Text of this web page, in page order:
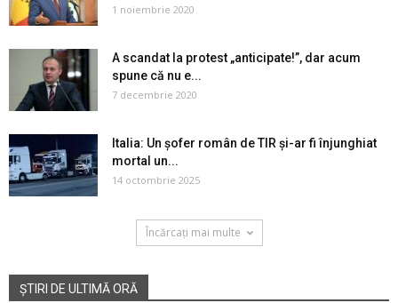
1 noiembrie 2020
A scandat la protest „anticipate!”, dar acum
spune că nu e...
7 decembrie 2020
Italia: Un șofer român de TIR și-ar fi înjunghiat
mortal un...
14 octombrie 2025
Încărcați mai multe
ȘTIRI DE ULTIMĂ ORĂ